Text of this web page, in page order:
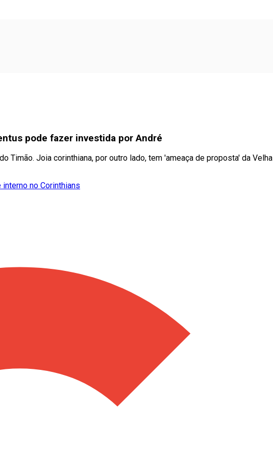
pode fazer investida por André
Timão. Joia corinthiana, por outro lado, tem 'ameaça de proposta' da Velha
no Corinthians